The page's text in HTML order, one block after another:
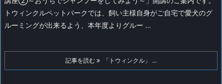
トウィンクルペットパークでは、飼い主様自身がご自宅で愛犬のグ
ルーミングが出来るよう、本年度よりグルー ...
記事を読む 「トウィンクル」 ...